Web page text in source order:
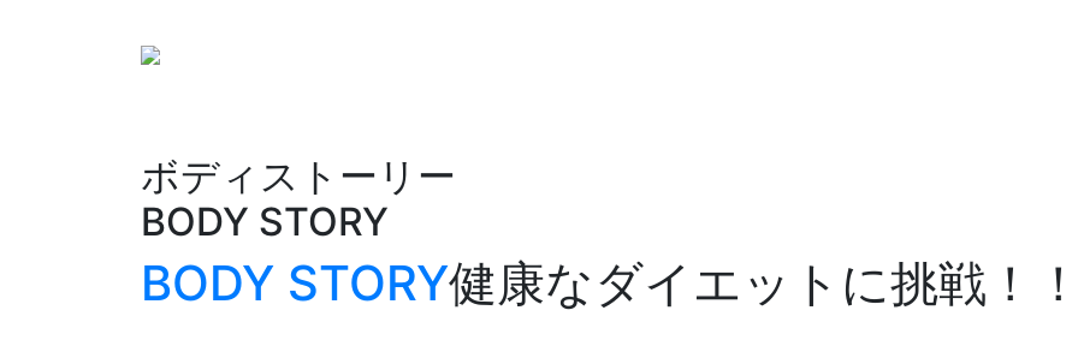
ボディストーリー
BODY STORY
BODY STORY健康なダイエットに挑戦！！